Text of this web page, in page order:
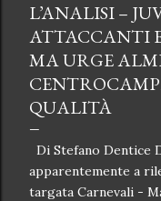
L’ANALISI –
ATTACCANTI
MA URGE
QUALITÀ
Di Stefano Dentice
apparentemente a
targata Carnevali -